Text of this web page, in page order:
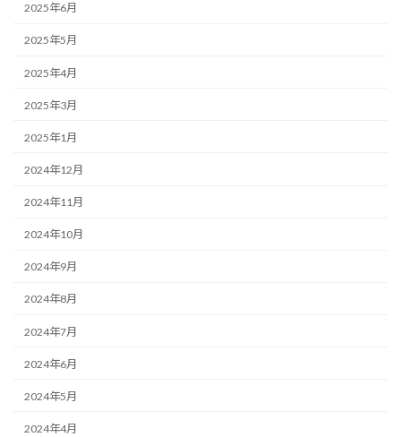
2025年6月
2025年5月
2025年4月
2025年3月
2025年1月
2024年12月
2024年11月
2024年10月
2024年9月
2024年8月
2024年7月
2024年6月
2024年5月
2024年4月